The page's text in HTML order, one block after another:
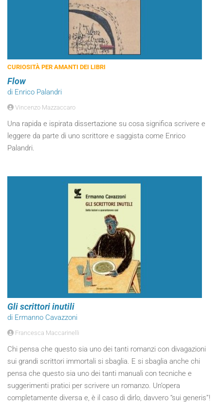
CURIOSITÀ PER AMANTI DEI LIBRI
Flow
di Enrico Palandri
Vincenzo Mazzaccaro
Una rapida e ispirata dissertazione su cosa significa scrivere e
leggere da parte di uno scrittore e saggista come Enrico
Palandri.
Gli scrittori inutili
di Ermanno Cavazzoni
Francesca Maccarinelli
Chi pensa che questo sia uno dei tanti romanzi con divagazioni
sui grandi scrittori immortali si sbaglia. E si sbaglia anche chi
pensa che questo sia uno dei tanti manuali con tecniche e
suggerimenti pratici per scrivere un romanzo. Un’opera
completamente diversa e, è il caso di dirlo, davvero “sui generis”!